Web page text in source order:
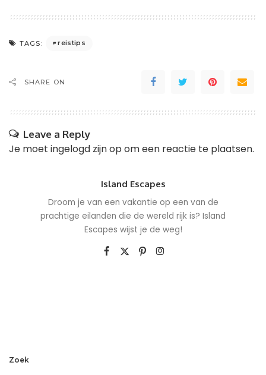
TAGS: reistips
SHARE ON
Leave a Reply
Je moet ingelogd zijn op om een reactie te plaatsen.
Island Escapes
Droom je van een vakantie op een van de
prachtige eilanden die de wereld rijk is? Island
Escapes wijst je de weg!
Zoek